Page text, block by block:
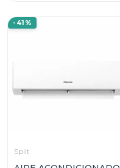
-41%
Split